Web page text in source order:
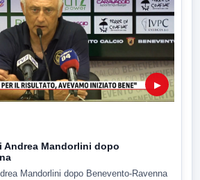
▶
Andrea Mandorlini dopo
Mandorlini dopo Benevento-Ravenna